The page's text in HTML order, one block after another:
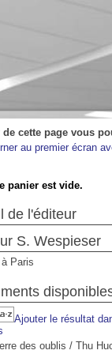
cette page vous
au premier écran
de l'éditeur
S. Wespieser
Paris
Ajouter le résultat
des oublis / Thu